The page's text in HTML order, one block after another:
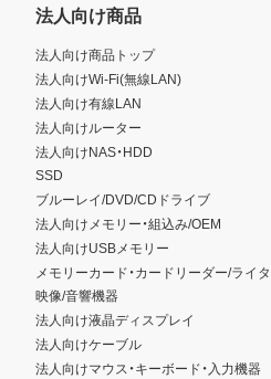
法人向け商品
法人向け商品トップ
法人向けWi-Fi(無線LAN)
法人向け有線LAN
法人向けルーター
法人向けNAS・HDD
SSD
ブルーレイ/DVD/CDドライブ
法人向けメモリー・組込み/OEM
法人向けUSBメモリー
メモリーカード・カードリーダー/ライ
映像/音響機器
法人向け液晶ディスプレイ
法人向けケーブル
法人向けマウス・キーボード・入力機器